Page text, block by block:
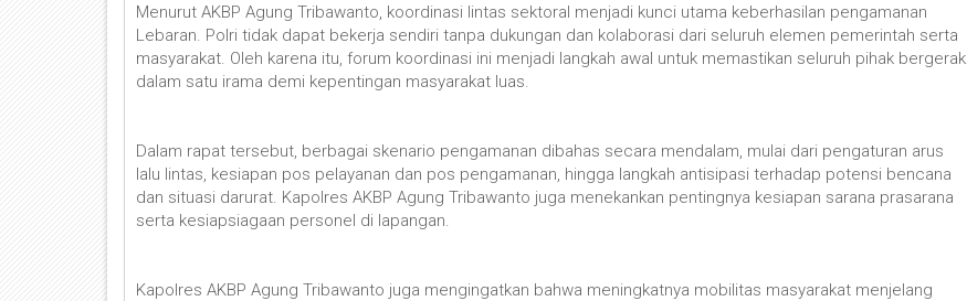
Menurut AKBP Agung Tribawanto, koordinasi lintas sektoral menjadi kunci utama keberhasilan pengamanan
Lebaran. Polri tidak dapat bekerja sendiri tanpa dukungan dan kolaborasi dari seluruh elemen pemerintah serta
masyarakat. Oleh karena itu, forum koordinasi ini menjadi langkah awal untuk memastikan seluruh pihak bergerak
dalam satu irama demi kepentingan masyarakat luas.
Dalam rapat tersebut, berbagai skenario pengamanan dibahas secara mendalam, mulai dari pengaturan arus
lalu lintas, kesiapan pos pelayanan dan pos pengamanan, hingga langkah antisipasi terhadap potensi bencana
dan situasi darurat. Kapolres AKBP Agung Tribawanto juga menekankan pentingnya kesiapan sarana prasarana
serta kesiapsiagaan personel di lapangan.
Kapolres AKBP Agung Tribawanto juga mengingatkan bahwa meningkatnya mobilitas masyarakat menjelang